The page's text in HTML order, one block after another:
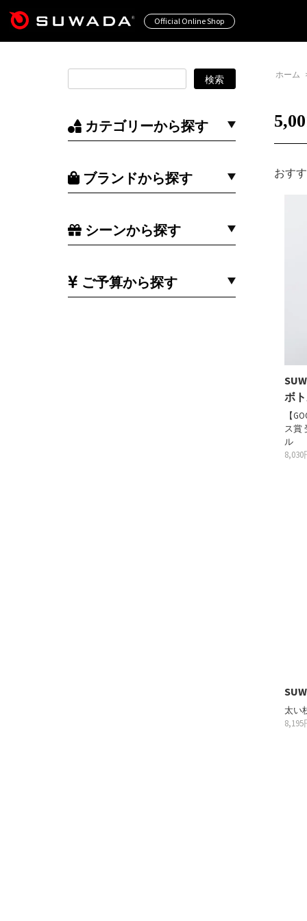
Official Online Shop
ホーム
おす
ボ
【
ス賞
ル
太い
カテゴリーから探す
ブランドから探す
シーンから探す
ご予算から探す